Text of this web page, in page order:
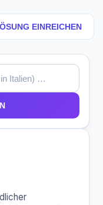
EINREICHEN